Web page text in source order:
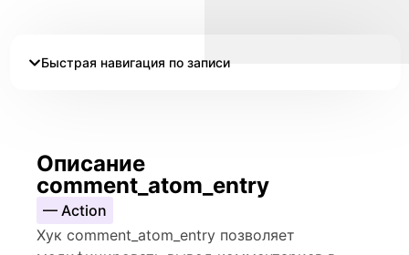
Быстрая навигация по записи
Описание
comment_atom_entry
— Action
Хук comment_atom_entry позволяет